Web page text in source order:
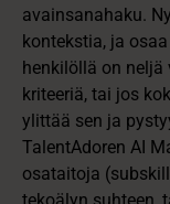
avainsanahaku.
kontekstia, ja
henkilöllä on neljä
kriteeriä, tai jos
ylittää sen ja
TalentAdoren AI
osataitoja